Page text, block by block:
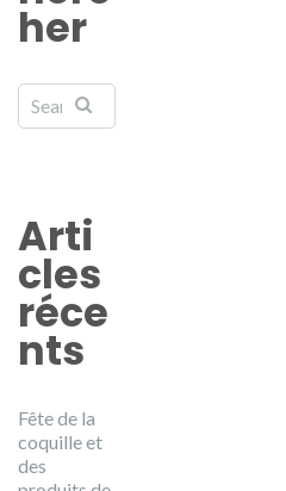
her
Arti
cles
réce
nts
Fête de la
coquille et
des